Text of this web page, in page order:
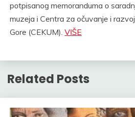
potpisanog memoranduma o
muzeja i Centra za očuvanje i
Gore (CEKUM). VIŠE
Related Posts